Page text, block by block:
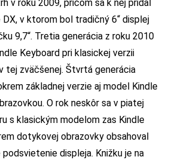
v roku 2009, pričom sa k nej pridal
v ktorom bol tradičný 6“ displej
9,7“. Tretia generácia z roku 2010
Keyboard pri klasickej verzii
tej zväčšenej. Štvrtá generácia
základnej verzie aj model Kindle
O rok neskôr sa v piatej
s klasickým modelom zas Kindle
dotykovej obrazovky obsahoval
displeja. Knižku je na